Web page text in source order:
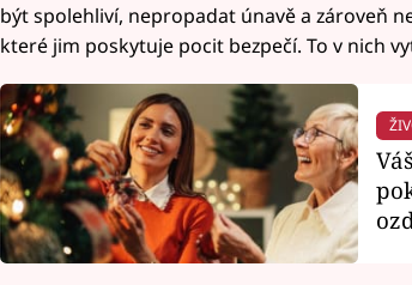
být spolehliví, nepropadat únavě a zároveň
které jim poskytuje pocit bezpečí. To v nich